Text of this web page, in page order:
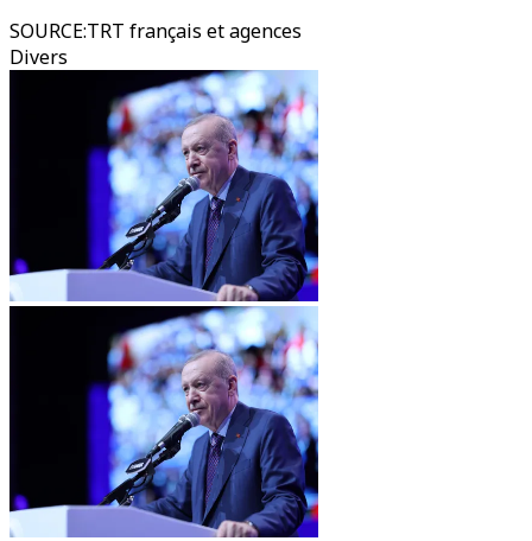
SOURCE:TRT français et agences
Divers